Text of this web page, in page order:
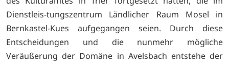
Dienstleis-tungszentrum Ländlicher Raum Mosel in
Bernkastel-Kues aufgegangen seien. Durch diese
Entscheidungen und die nunmehr mögliche
Veräußerung der Domäne in Avelsbach entstehe der